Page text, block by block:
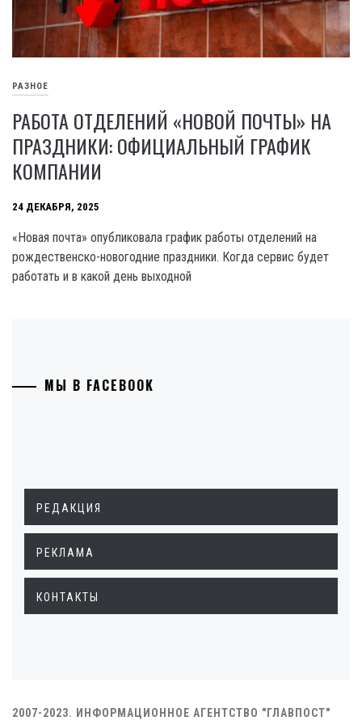
РАЗНОЕ
РАБОТА ОТДЕЛЕНИЙ «НОВОЙ ПОЧТЫ» НА
ПРАЗДНИКИ: ОФИЦИАЛЬНЫЙ ГРАФИК
КОМПАНИИ
24 ДЕКАБРЯ, 2025
«Новая почта» опубликовала график работы отделений на
рождественско-новогодние праздники. Когда сервис будет
работать и в какой день выходной
МЫ В FACEBOOK
РЕДАКЦИЯ
РЕКЛАМА
КОНТАКТЫ
2007-2023. ИНФОРМАЦИОННОЕ АГЕНТСТВО "ГЛАВПОСТ"